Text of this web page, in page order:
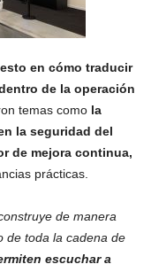
en cómo traducir
de la operación
temas como la
la seguridad del
de mejora continua,
prácticas.
de manera
de toda la cadena de
escuchar a